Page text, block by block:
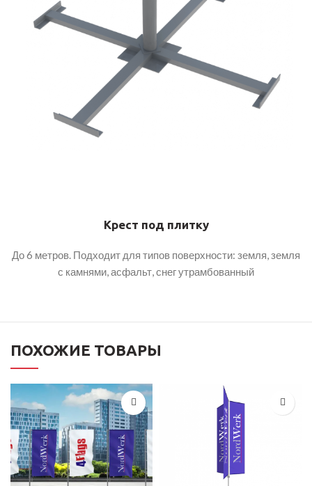
Крест под плитку
До 6 метров. Подходит для типов поверхности: земля, земля
с камнями, асфальт, снег утрамбованный
ПОХОЖИЕ ТОВАРЫ